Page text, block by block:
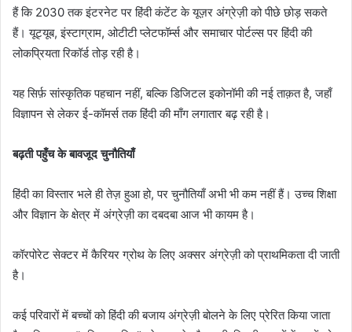
हैं कि 2030 तक इंटरनेट पर हिंदी कंटेंट के यूज़र अंग्रेज़ी को पीछे छोड़ सकते
हैं। यूट्यूब, इंस्टाग्राम, ओटीटी प्लेटफॉर्म्स और समाचार पोर्टल्स पर हिंदी की
लोकप्रियता रिकॉर्ड तोड़ रही है।
यह सिर्फ़ सांस्कृतिक पहचान नहीं, बल्कि डिजिटल इकोनॉमी की नई ताक़त है, जहाँ
विज्ञापन से लेकर ई-कॉमर्स तक हिंदी की माँग लगातार बढ़ रही है।
बढ़ती पहुँच के बावजूद चुनौतियाँ
हिंदी का विस्तार भले ही तेज़ हुआ हो, पर चुनौतियाँ अभी भी कम नहीं हैं। उच्च शिक्षा
और विज्ञान के क्षेत्र में अंग्रेज़ी का दबदबा आज भी कायम है।
कॉरपोरेट सेक्टर में कैरियर ग्रोथ के लिए अक्सर अंग्रेज़ी को प्राथमिकता दी जाती
है।
कई परिवारों में बच्चों को हिंदी की बजाय अंग्रेज़ी बोलने के लिए प्रेरित किया जाता